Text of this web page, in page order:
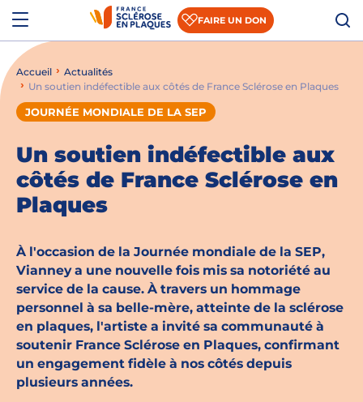
Aller au contenu
Aller à la recherche
FAIRE UN DON
Qui sommes-nous ?
Comprendre la SEP
Accompagner les patients et les aidants
S’informer sur la recherche
Nous rejoindre
Nous soutenir
Actualités
Espace chercheurs
Accueil
Actualités
Un soutien indéfectible aux côtés de France Sclérose en Plaques
JOURNÉE MONDIALE DE LA SEP
Un soutien indéfectible aux
côtés de France Sclérose en
Plaques
À l'occasion de la Journée mondiale de la SEP,
Vianney a une nouvelle fois mis sa notoriété au
service de la cause. À travers un hommage
personnel à sa belle-mère, atteinte de la sclérose
en plaques, l'artiste a invité sa communauté à
soutenir France Sclérose en Plaques, confirmant
un engagement fidèle à nos côtés depuis
plusieurs années.